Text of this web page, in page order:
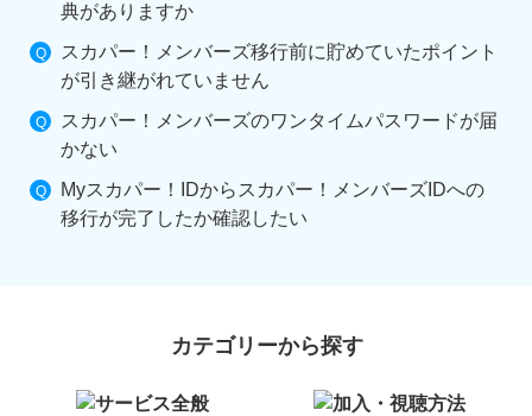
典がありますか
スカパー！メンバーズ移行前に貯めていたポイント
が引き継がれていません
スカパー！メンバーズのワンタイムパスワードが届
かない
Myスカパー！IDからスカパー！メンバーズIDへの
移行が完了したか確認したい
カテゴリーから探す